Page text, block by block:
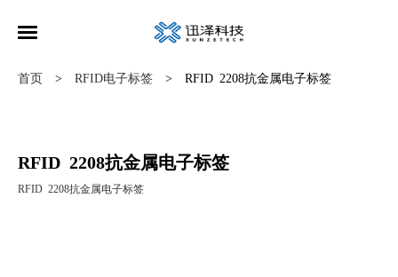
首页 > RFID电子标签 > RFID 2208抗金属电子标签
RFID 2208抗金属电子标签
RFID 2208抗金属电子标签